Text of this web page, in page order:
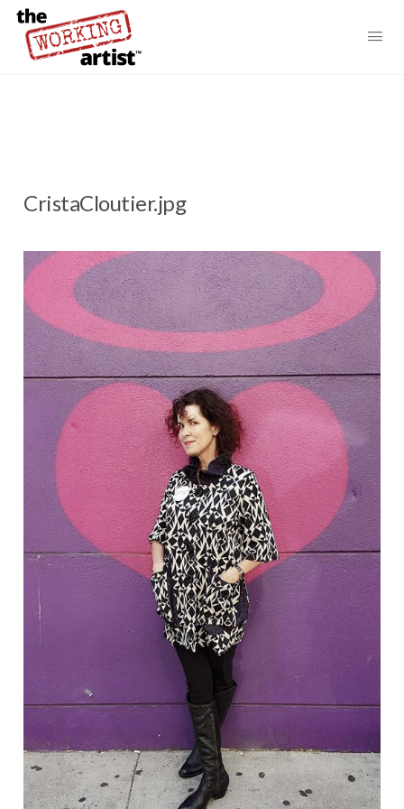
CristaCloutier.jpg